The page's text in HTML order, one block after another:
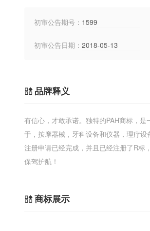
初审公告期号： 1599
初审公告日期： 2018-05-13
品牌释义
有信心，才敢承诺。独特的PAH商标，
于，按摩器械，牙科设备和仪器，理疗
注册申请已经完成，并且已经注册了R
保驾护航！
商标展示